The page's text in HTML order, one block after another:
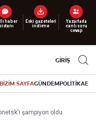
dijital
başlayan fiyatlarla.
GİRİŞ
SAYFAGÜNDEMPOLİTİKA
şampiyon oldu